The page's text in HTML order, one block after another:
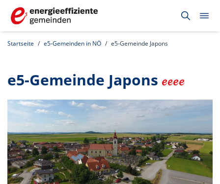
Startseite e5-Gemeinden in NÖ e5-Gemeinde Japons
e5-Gemeinde Japons